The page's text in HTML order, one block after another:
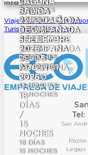
2027
–
SALIDA
ACOMPAÑADA
DESDE
ARGENTINA
23DÍAS
20NOCHES
|
SALIDA
ACOMPAÑADA
DESDE
ARGENTINA
18DÍAS
15NOCHES
|
SALIDA
ACOMPAÑADA
DESDE
ARGENTINA
24DÍAS
21NOCHES
|
SALIDA
ACOMPAÑADA
DESDE
ARGENTINA
|
07
DE
ENERO
15DÍAS
12NOCHES
TALLIN
Y
ESTOCOLMO
|
SALIDA
ACOMPAÑADA
DESDE
ARGENTINA
15DÍAS
13NOCHES
-
SALIDA
ESPECIAL
ACOMPAÑADA
-
21
DE
AGOSTO
2026
-
18
DÍAS
/
15
NOCHES
18DÍAS
15NOCHES
9NOCHES
LAGUNA
BRAVA
5DÍAS
4NOCHES
-
SALIDA
22
DE
SEPTIEMBRE
2026
25DÍAS
23NOCHES
Info útil
Viajes a Medida
Turismo de la Nacion
Tel:
San